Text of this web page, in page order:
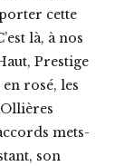
cette
là, à nos
Prestige
rosé, les
mets-
son